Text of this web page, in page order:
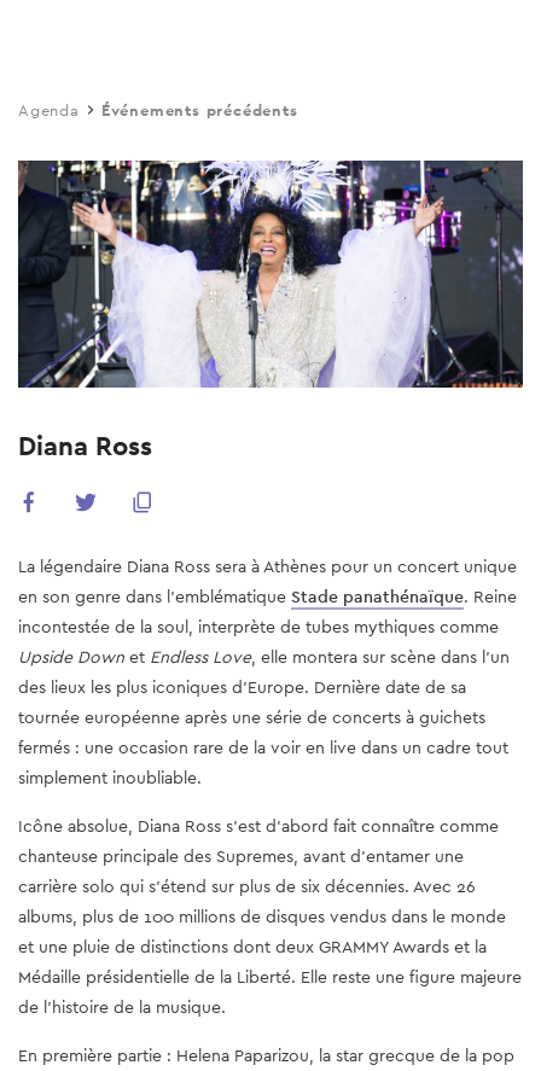
main
Agenda Événements précédents
Diana Ross
La légendaire Diana Ross sera à Athènes pour un concert unique
en son genre dans l’emblématique Stade panathénaïque. Reine
incontestée de la soul, interprète de tubes mythiques comme
Upside Down et Endless Love, elle montera sur scène dans l’un
des lieux les plus iconiques d’Europe. Dernière date de sa
tournée européenne après une série de concerts à guichets
fermés : une occasion rare de la voir en live dans un cadre tout
simplement inoubliable.
Icône absolue, Diana Ross s’est d’abord fait connaître comme
chanteuse principale des Supremes, avant d’entamer une
carrière solo qui s’étend sur plus de six décennies. Avec 26
albums, plus de 100 millions de disques vendus dans le monde
et une pluie de distinctions dont deux GRAMMY Awards et la
Médaille présidentielle de la Liberté. Elle reste une figure majeure
de l’histoire de la musique.
En première partie : Helena Paparizou, la star grecque de la pop